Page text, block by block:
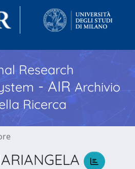
Research
- AIR Archivio
Ricerca